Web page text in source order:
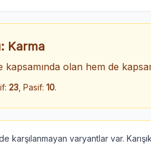
Karma
olan hem de
23 , Pasif: 10.
karşılanmayan varyantlar var.